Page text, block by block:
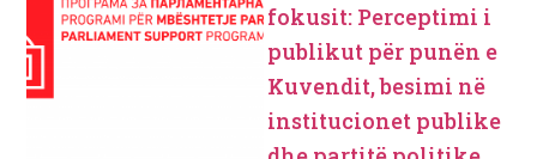
fokusit: Perceptimi i
publikut për punën e
Kuvendit, besimi në
institucionet publike